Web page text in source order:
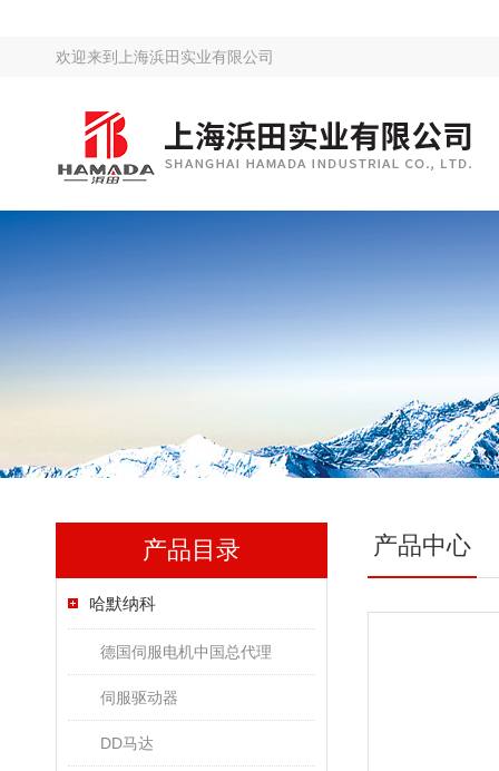
欢迎来到 上海浜田实业有限公司
产品目录
哈默纳科
德国伺服电机中国总代理
伺服驱动器
DD马达
产品中心